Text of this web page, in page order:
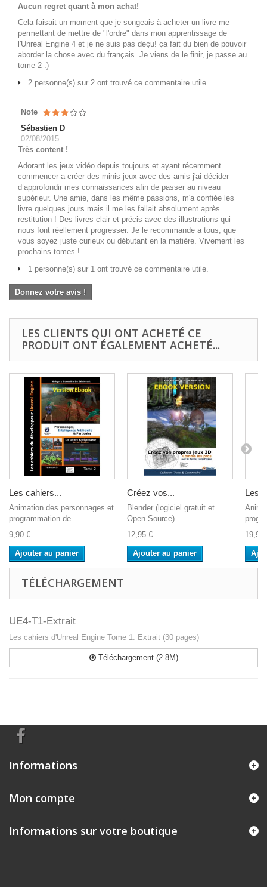
Aucun regret quant à mon achat!
Cela faisait un moment que je songeais à acheter un livre me
permettant de mettre de "l'ordre" dans mon apprentissage de
l'Unreal Engine 4 et je ne suis pas deçu! ça fait du bien de pouvoir
aborder la chose avec du français. Je viens de le finir, je passe au
tome 2 :)
2 personne(s) sur 2 ont trouvé ce commentaire utile.
Note
Sébastien D
02/08/2015
Très content !
Adorant les jeux vidéo depuis toujours et ayant récemment
commencer a créer des minis-jeux avec des amis j'ai décider
d’approfondir mes connaissances afin de passer au niveau
supérieur. Une amie, dans les même passions, m'a confiée les
livre quelques jours mais il me les fallait absolument après
restitution ! Des livres clair et précis avec des illustrations qui
nous font réellement progresser. Je le recommande a tous, que
vous soyez juste curieux ou débutant en la matière. Vivement les
prochains tomes !
1 personne(s) sur 1 ont trouvé ce commentaire utile.
Donnez votre avis !
LES CLIENTS QUI ONT ACHETÉ CE
PRODUIT ONT ÉGALEMENT ACHETÉ...
Les cahiers...
Animation des personnages et
programmation de...
9,90 €
Ajouter au panier
Créez vos...
Blender (logiciel gratuit et
Open Source)...
12,95 €
Ajouter au panier
Les
19,90
TÉLÉCHARGEMENT
UE4-T1-Extrait
Les cahiers d'Unreal Engine Tome 1: Extrait (30 pages)
Téléchargement (2.8M)
Informations
Mon compte
Informations sur votre boutique